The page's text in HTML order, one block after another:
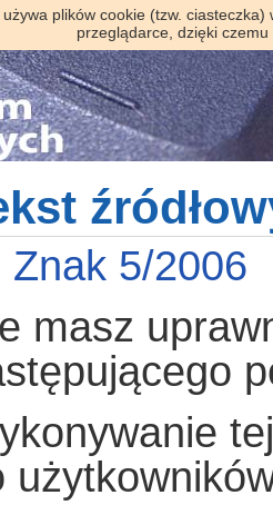
plików cookie (tzw.
przeglądarce, dzięki
Znak 5/2006
masz